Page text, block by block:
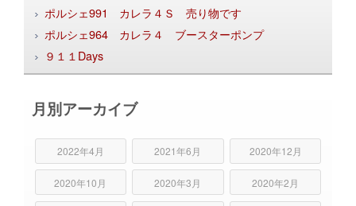
ポルシェ991 カレラ４Ｓ 売り物です
ポルシェ964 カレラ４ ブースターポンプ
９１１Days
月別アーカイブ
2022年4月 2021年6月 2020年12月
2020年10月 2020年3月 2020年2月